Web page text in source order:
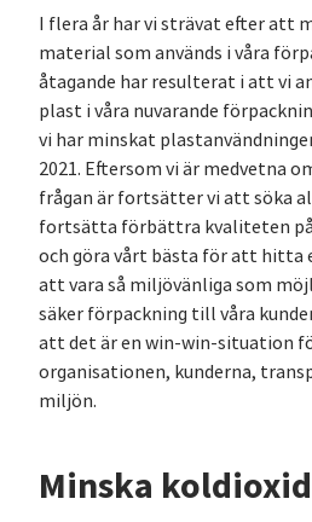
I flera år har vi strävat efter att
material som används i våra
åtagande har resulterat i att vi
plast i våra nuvarande
vi har minskat
2021. Eftersom vi är medvetna
frågan är fortsätter vi att söka
fortsätta förbättra kvaliteten
och göra vårt bästa för att hitta
att vara så miljövänliga som
säker förpackning till våra
att det är en win-win-situation
organisationen, kunderna,
miljön.
Minska